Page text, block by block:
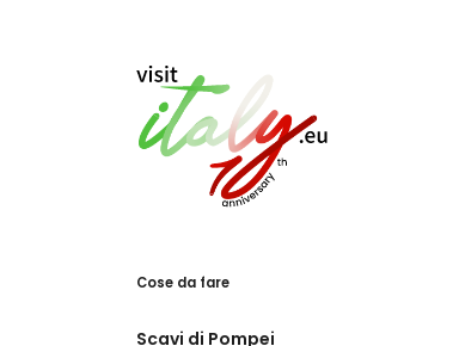
Cose da fare
Scavi di Pompei